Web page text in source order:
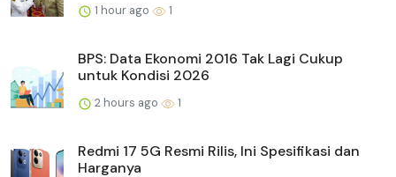
1 hour ago 1
BPS: Data Ekonomi 2016 Tak Lagi Cukup
untuk Kondisi 2026
2 hours ago 1
Redmi 17 5G Resmi Rilis, Ini Spesifikasi dan
Harganya